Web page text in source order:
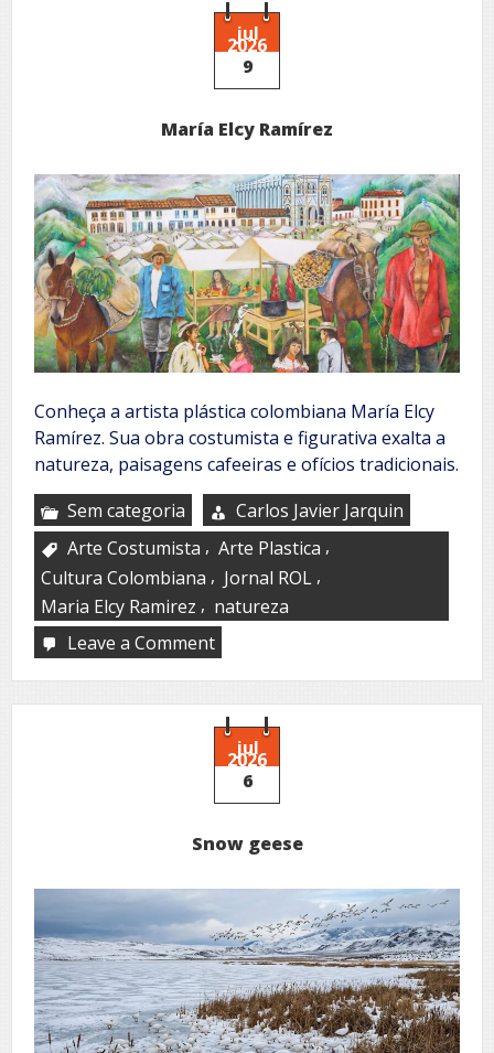
jul
2026
9
María Elcy Ramírez
Conheça a artista plástica colombiana María Elcy
Ramírez. Sua obra costumista e figurativa exalta a
natureza, paisagens cafeeiras e ofícios tradicionais.
Sem categoria
Carlos Javier Jarquin
Arte Costumista , Arte Plastica ,
Cultura Colombiana , Jornal ROL ,
Maria Elcy Ramirez , natureza
Leave a Commenton
Elcy
Ramírez
jul
2026
6
Snow geese